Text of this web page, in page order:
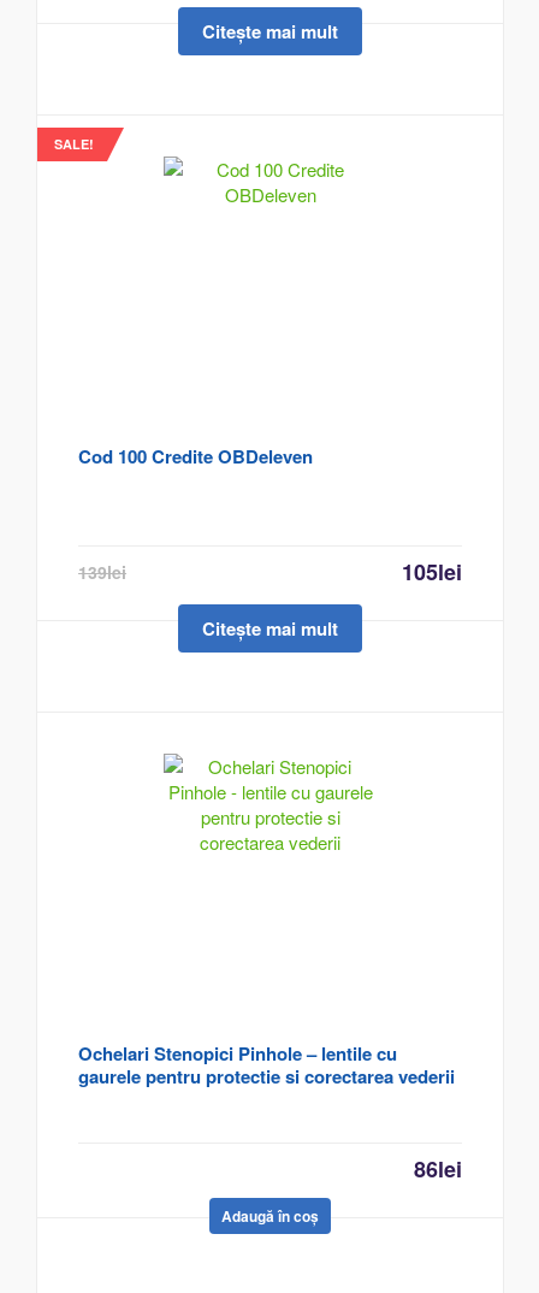
Citește mai mult
SALE!
Cod 100 Credite OBDeleven
139lei 105lei
Citește mai mult
Ochelari Stenopici Pinhole – lentile cu
gaurele pentru protectie si corectarea vederii
86lei
Adaugă în coș